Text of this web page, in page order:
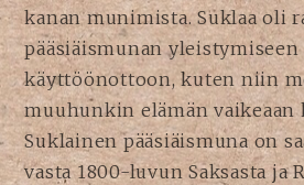
kanan munimista. Suklaa oli
pääsiäismunan
käyttöönottoon, kuten niin
muuhunkin elämän vaikeaan
Suklainen pääsiäismuna on
vasta 1800-luvun Saksasta ja